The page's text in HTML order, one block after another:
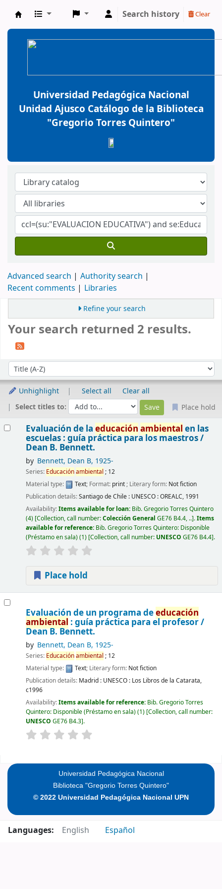
BiblioGTQ
Search history Clear
Universidad Pedagógica Nacional
Unidad Ajusco Catálogo de la Biblioteca
"Gregorio Torres Quintero"
Advanced search
Authority search
Recent comments
Libraries
Refine your search
Your search returned 2 results.
Sort by:
Unhighlight Select all
Clear all
Select titles to:
Place hold
Evaluación de la educación ambiental en las
escuelas : guía práctica para los maestros /
Dean B. Bennett.
by Bennett, Dean B, 1925-
Series: Educaciónambiental ; 12
Material type:
Text; Format: print; Literary form: Not fiction
Publication details:Santiago de Chile : UNESCO : OREALC, 1991
Availability:Items available for loan: Bib. Gregorio Torres Quintero
(4) Collection, call number:Colección General GE76 B4.4, .. .Items
available for reference: Bib. Gregorio Torres Quintero: Disponible
(Préstamo en sala)(1) Collection, call number: UNESCO GE76 B4.4 .
Place hold
Evaluación de un programa deeducación
ambiental : guía práctica para el profesor /
Dean B. Bennett.
by Bennett, Dean B, 1925-
Series: Educaciónambiental ; 12
Material type:
Text; Literary form: Not fiction
Publication details: Madrid : UNESCO : Los Libros de la Catarata,
c1996
Availability:Items available for reference: Bib. Gregorio Torres
Quintero: Disponible (Préstamo en sala)(1) Collection, call number:
UNESCO GE76 B4.3 .
Universidad Pedagógica Nacional
Biblioteca "Gregorio Torres Quintero"
© 2022 Universidad Pedagógica Nacional UPN
Languages: English Español